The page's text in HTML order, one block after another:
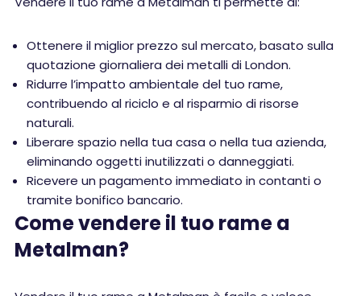
Ottenere il miglior prezzo sul mercato, basato sulla
quotazione giornaliera dei metalli di London.
Ridurre l’impatto ambientale del tuo rame,
contribuendo al riciclo e al risparmio di risorse
naturali.
Liberare spazio nella tua casa o nella tua azienda,
eliminando oggetti inutilizzati o danneggiati.
Ricevere un pagamento immediato in contanti o
tramite bonifico bancario.
Come vendere il tuo rame a
Metalman?